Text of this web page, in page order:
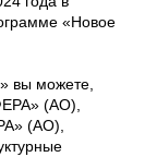
«Новое
вы можете,
(АО),
(АО),